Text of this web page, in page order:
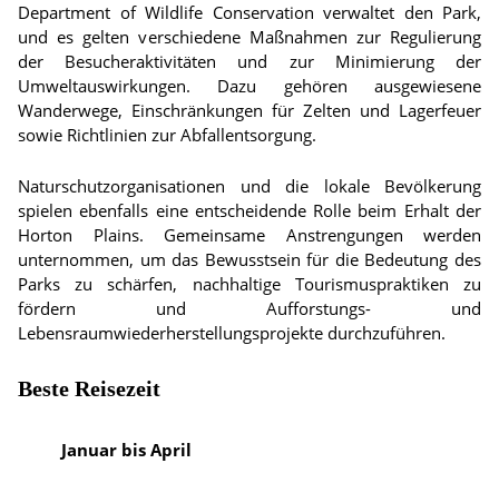
Department of Wildlife Conservation verwaltet den Park,
und es gelten verschiedene Maßnahmen zur Regulierung
der Besucheraktivitäten und zur Minimierung der
Umweltauswirkungen. Dazu gehören ausgewiesene
Wanderwege, Einschränkungen für Zelten und Lagerfeuer
sowie Richtlinien zur Abfallentsorgung.
Naturschutzorganisationen und die lokale Bevölkerung
spielen ebenfalls eine entscheidende Rolle beim Erhalt der
Horton Plains. Gemeinsame Anstrengungen werden
unternommen, um das Bewusstsein für die Bedeutung des
Parks zu schärfen, nachhaltige Tourismuspraktiken zu
fördern und Aufforstungs- und
Lebensraumwiederherstellungsprojekte durchzuführen.
Beste Reisezeit
Januar bis April